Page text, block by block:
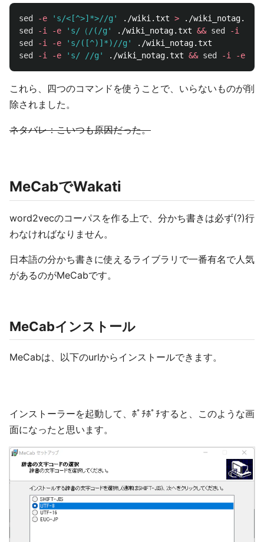
sed -e 's/<[^>]*>//g' ./wiki.txt >
sed
-i -e 's/（/(/g' ./wiki_notag.txt && sed -i
sed
-i -e 's/([^)]*)//g'
sed
-i -e 's/ //g' ./wiki_notag.txt && sed -i -e
これら、四つのコマンドを使うことで、いらないものが削
除されました。
ネタバレ：こいつも原因だった。
MeCabでWakati
word2vecのコーパスを作る上で、分かち書きは必ず(?)行
わなければなりません。
日本語の分かち書きに使えるライブラリで一番有名で人気
があるのがMeCabです。
MeCabインストール
MeCabは、以下のurlからインストールできます。
インストーラーを起動して、ﾎﾟﾁﾎﾟﾁすると、このような画
面になったと思います。